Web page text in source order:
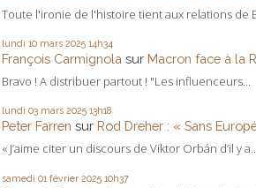
Toute l'ironie de l'histoire tient aux relations de
lundi 10 mars 2025 14h34
François Carmignola sur Macron face à la
Bravo ! A distribuer partout ! "Les influenceurs...
lundi 03 mars 2025 13h18
Peter Farren sur Rod Dreher : « Sans
« J’aime citer un discours de Viktor Orbán d’il y
samedi 01 février 2025 10h37